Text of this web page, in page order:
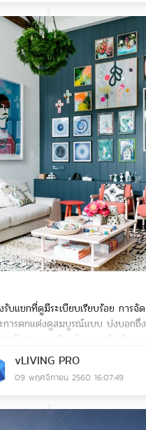
Save
รับแขกที่ดูมีระเบียบเรียบร้อย การจัด
การตกแต่งดูสมบูรณ์แบบ บ่งบอกถึง
ราณี สะอาด เรียบร้อยของตัวเจ้าของ
ดานห้องโปร่งโล่ง ไม่อึดอัด รวมถึงการ
งเฟอร์นิเจอร์ รูปภาพ และทุกอย่างใน
ากันได้อย่างดี น่ามอง รวมถึงโคมไฟ
vLIVING PRO
09 พฤศจิกายน 2560 16:07:49